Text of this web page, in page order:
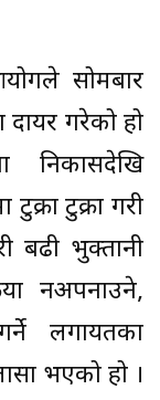
सोमबार
दायर गरेको हो
निकासदेखि
टुक्रा गरी
बढी भुक्तानी
नअपनाउने,
लगायतका
भएको हो ।